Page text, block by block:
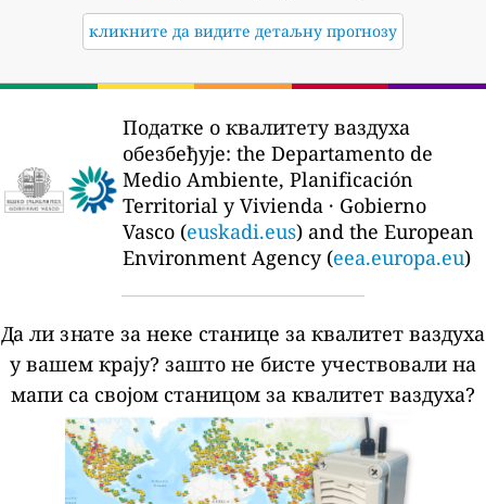
кликните да видите детаљну прогнозу
Податке о квалитету ваздуха
обезбеђује: the Departamento de
Medio Ambiente, Planificación
Territorial y Vivienda · Gobierno
Vasco (euskadi.eus) and the European
Environment Agency (eea.europa.eu)
Да ли знате за неке станице за квалитет ваздуха
у вашем крају? зашто не бисте учествовали на
мапи са својом станицом за квалитет ваздуха?